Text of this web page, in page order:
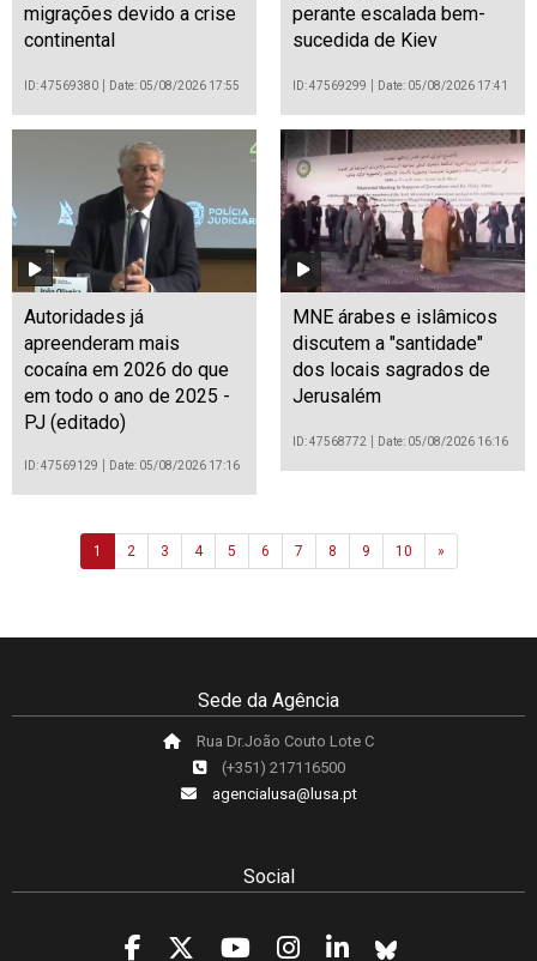
migrações devido a crise
continental
ID: 47569380 Date: 05/08/2026 17:55
perante escalada bem-
sucedida de Kiev
ID: 47569299 Date: 05/08/2026 17:41
Autoridades já
apreenderam mais
cocaína em 2026 do que
em todo o ano de 2025 -
PJ (editado)
ID: 47569129 Date: 05/08/2026 17:16
MNE árabes e islâmicos
discutem a "santidade"
dos locais sagrados de
Jerusalém
ID: 47568772 Date: 05/08/2026 16:16
1 2 3 4 5 6 7 8 9 10 »Next
Sede da Agência
Rua Dr.João Couto Lote C
(+351) 217116500
agencialusa@lusa.pt
Social